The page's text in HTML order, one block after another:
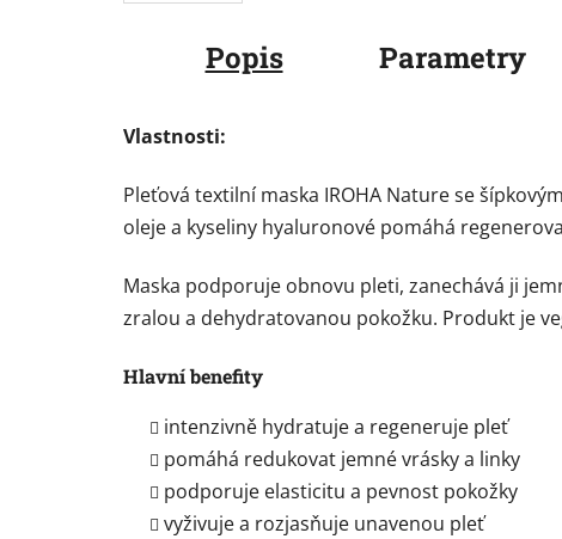
Popis Parametry
Vlastnosti:
Pleťová textilní maska IROHA Nature se
oleje a kyseliny hyaluronové pomáhá
Maska podporuje obnovu pleti, zanechává ji
zralou a dehydratovanou pokožku. Produkt je
Hlavní benefity
intenzivně hydratuje a regeneruje pleť
pomáhá redukovat jemné vrásky a linky
podporuje elasticitu a pevnost pokožky
vyživuje a rozjasňuje unavenou pleť